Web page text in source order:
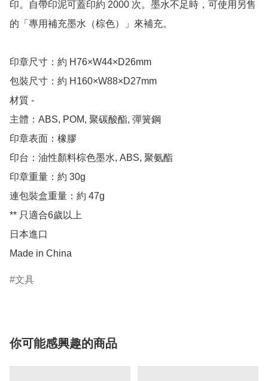
印。自帶印泥可蓋印約 2000 次。墨水不足時，可使用另售
的「專用補充墨水（棕色）」來補充。
印章尺寸：約 H76×W44×D26mm
包裝尺寸：約 H160×W88×D27mm
材質 -
主體：ABS, POM, 聚碳酸酯, 彈簧鋼
印章表面：橡膠
印台：油性顏料棕色墨水, ABS, 聚氨酯
印章重量：約 30g
連包裝盒重量：約 47g
** 只適合6歲以上
日本進口
Made in China
文具
你可能感興趣的商品